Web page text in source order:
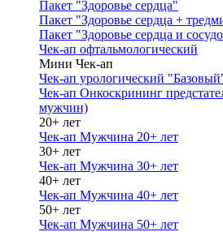
Пакет "Здоровье сердца"
Пакет "Здоровье сердца +
Пакет "Здоровье сердца и
Чек-ап офтальмологический
Мини Чек-ап
Чек-ап урологический
Чек-ап Онкоскрининг
мужчин)
20+ лет
Чек-ап Мужчина 20+ лет
30+ лет
Чек-ап Мужчина 30+ лет
40+ лет
Чек-ап Мужчина 40+ лет
50+ лет
Чек-ап Мужчина 50+ лет